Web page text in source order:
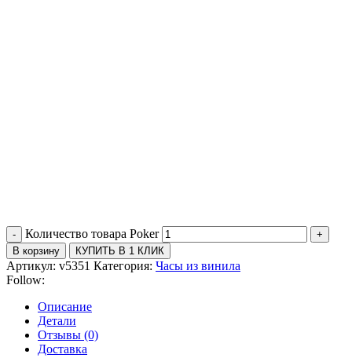
Количество товара Poker
В корзину КУПИТЬ В 1 КЛИК
Артикул: v5351 Категория: Часы из винила
Follow:
Описание
Детали
Отзывы (0)
Доставка